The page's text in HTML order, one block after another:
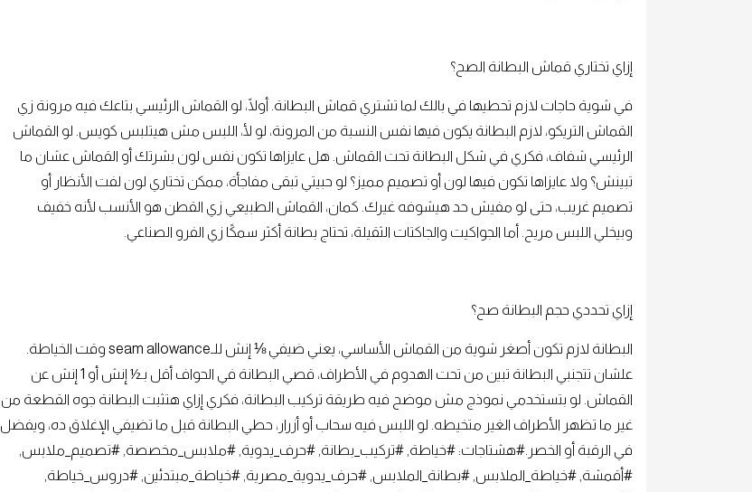
إزاي تختاري قماش البطانة الصح؟
في شوية حاجات لازم تحطيها في بالك لما تشتري قماش البطانة. أولًا، لو القماش الرئيسي بتاعك فيه مرونة زي
القماش التريكو، لازم البطانة يكون فيها نفس النسبة من المرونة، لو لأ، اللبس مش هيتلبس كويس. لو القماش
الرئيسي شفاف، فكري في شكل البطانة تحت القماش. هل عايزاها تكون نفس لون بشرتك أو القماش عشان ما
تبينش؟ ولا عايزاها تكون فيها لون أو تصميم مميز؟ لو حبيتي تبقى مفاجأة، ممكن تختاري لون لفت الأنظار أو
تصميم غريب، حتى لو مفيش حد هيشوفه غيرك. كمان، القماش الطبيعي زي القطن هو الأنسب لأنه خفيف
وبيخلي اللبس مريح. أما الجواكيت والجاكتات الثقيلة، تحتاج بطانة أكثر سمكًا زي الفرو الصناعي.
إزاي تحددي حجم البطانة صح؟
البطانة لازم تكون أصغر شوية من القماش الأساسي، يعني ضيفي ⅛ إنش للـseam allowance وقت الخياطة.
علشان تتجنبي البطانة تبين من تحت الهدوم في الأطراف، قصي البطانة في الحواف أقل بـ½ إنش أو 1 إنش عن
القماش. لو بتستخدمي نموذج مش موضح فيه طريقة تركيب البطانة، فكري إزاي هتثبت البطانة جوه القطعة من
غير ما تظهر الأطراف الغير متخيطه. لو اللبس فيه سحاب أو أزرار، حطي البطانة قبل ما تضيفي الإغلاق ده، ويفضل
في الرقبة أو الخصر.#هشتاجات: #خياطة, #تركيب_بطانة, #حرف_يدوية, #ملابس_مخصصة, #تصميم_ملابس,
#أقمشة, #خياطة_الملابس, #بطانة_الملابس, #حرف_يدوية_مصرية, #خياطة_مبتدئين, #دروس_خياطة,